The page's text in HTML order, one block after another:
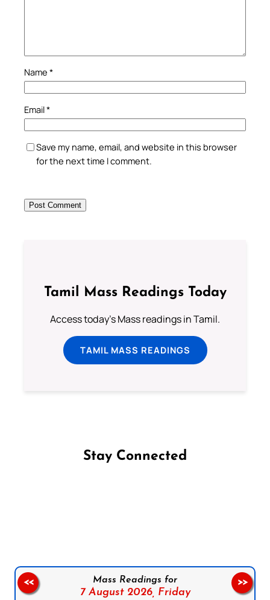
Name *
Email*
Save my name, email, and website in this browser
for the next time I comment.
Tamil Mass Readings Today
Access today's Mass readings in Tamil.
TAMIL MASS READINGS
Stay Connected
Mass Readings for
7 August 2026, Friday
<< >>